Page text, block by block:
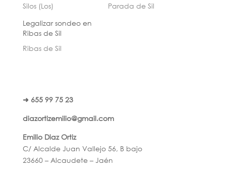
Silos (Los)
Parada de Sil
Legalizar sondeo en
Ribas de Sil
Ribas de Sil
➜ 655 99 75 23
diazortizemilio@gmail.com
Emilio Diaz Ortiz
C/ Alcalde Juan Vallejo 56, B bajo
23660 – Alcaudete – Jaén